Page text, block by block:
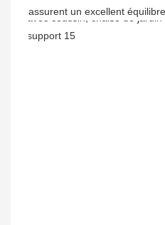
assurent un excellent équilibre